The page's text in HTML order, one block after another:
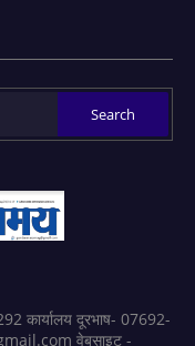
कार्यालय दूरभाष- 07692-
वेबसाइट -